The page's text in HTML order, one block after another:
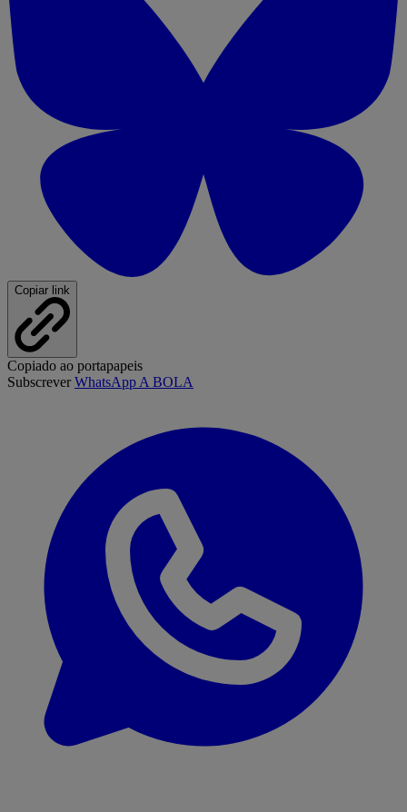
Copiar link
Copiado ao portapapeis
SubscreverWhatsApp A BOLA